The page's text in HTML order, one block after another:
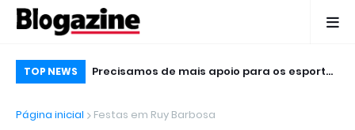
TOP NEWS
em
Precisamos de mais apoio para os esportes
Página inicial Festas em Ruy Barbosa